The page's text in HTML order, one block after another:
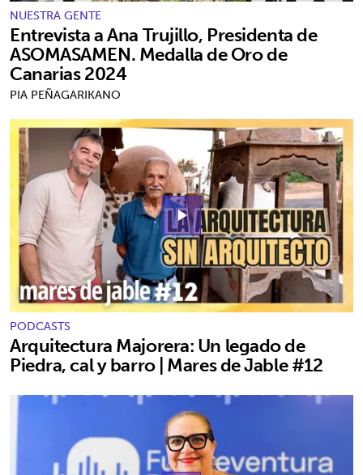
NUESTRA GENTE
Entrevista a Ana Trujillo, Presidenta de
ASOMASAMEN. Medalla de Oro de
Canarias 2024
PIA PEÑAGARIKANO
play_arrow
PODCASTS
Arquitectura Majorera: Un legado de
Piedra, cal y barro | Mares de Jable #12